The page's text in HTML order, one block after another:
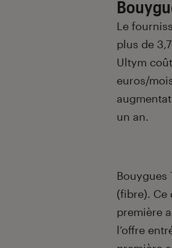
Le
plus de
Ultym
euros/
un an.
Bouygues
(fibre). Ce
première
l’offre